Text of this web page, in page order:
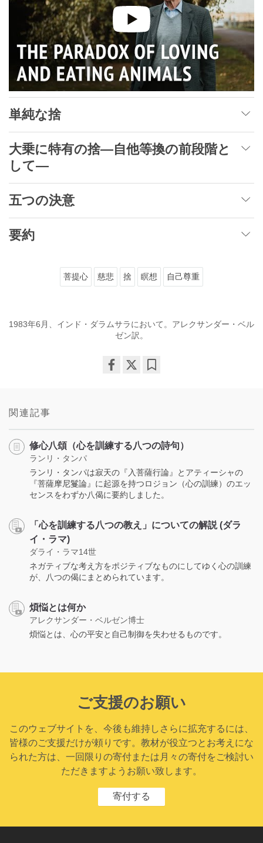
単純な捨
大乗に特有の捨―自他等換の前段階と
して―
五つの決意
要約
菩提心 慈悲 捨 瞑想 自己尊重
1983年6月、インド・ダラムサラにおいて。アレクサンダー・ベル
ゼン訳。
関連記事
修心八頌（心を訓練する八つの詩句）
ランリ・タンパ
ランリ・タンパは寂天の『入菩薩行論』とアティーシャの
『菩薩摩尼鬘論』に起源を持つロジョン（心の訓練）のエッ
センスをわずか八偈に要約しました。
「心を訓練する八つの教え」についての解説 (ダラ
イ・ラマ)
ダライ・ラマ14世
ネガティブな考え方をポジティブなものにしてゆく心の訓練
が、八つの偈にまとめられています。
煩悩とは何か
アレクサンダー・ベルゼン博士
煩悩とは、心の平安と自己制御を失わせるものです。
ご支援のお願い
このウェブサイトを、今後も維持しさらに拡充するには、
皆様のご支援だけが頼りです。教材が役立つとお考えにな
られた方は、一回限りの寄付または月々の寄付をご検討い
ただきますようお願い致します。
寄付する